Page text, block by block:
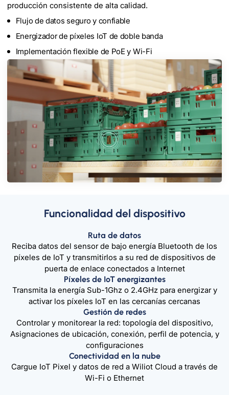
producción consistente de alta calidad.
Flujo de datos seguro y confiable
Energizador de píxeles IoT de doble banda
Implementación flexible de PoE y Wi-Fi
Funcionalidad del dispositivo
Ruta de datos
Reciba datos del sensor de bajo energía Bluetooth de los
píxeles de IoT y transmitirlos a su red de dispositivos de
puerta de enlace conectados a Internet
Píxeles de IoT energizantes
Transmita la energía Sub-1Ghz o 2.4GHz para energizar y
activar los píxeles IoT en las cercanías cercanas
Gestión de redes
Controlar y monitorear la red: topología del dispositivo,
Asignaciones de ubicación, conexión, perfil de potencia, y
configuraciones
Conectividad en la nube
Cargue IoT Pixel y datos de red a Wiliot Cloud a través de
Wi-Fi o Ethernet